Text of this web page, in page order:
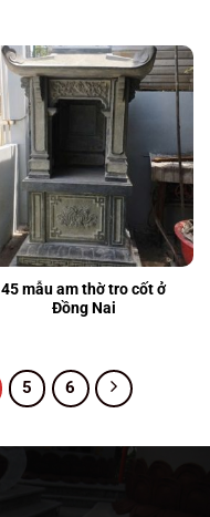
45 mẫu am thờ tro cốt ở
Đồng Nai
5 6